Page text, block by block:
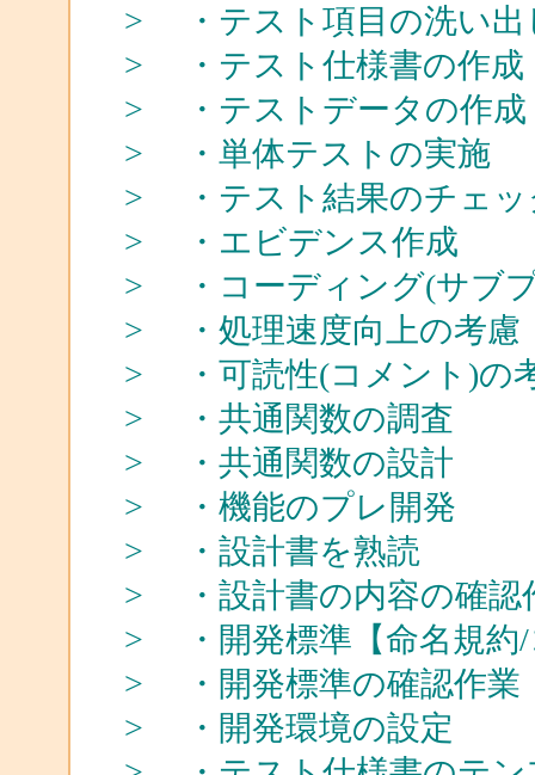
> ・テスト項目の洗い出
> ・テスト仕様書の作成
> ・テストデータの作成
> ・単体テストの実施
> ・テスト結果のチェッ
> ・エビデンス作成
> ・コーディング(サブ
> ・処理速度向上の考慮
> ・可読性(コメント)の
> ・共通関数の調査
> ・共通関数の設計
> ・機能のプレ開発
> ・設計書を熟読
> ・設計書の内容の確認
> ・開発標準【命名規約/
> ・開発標準の確認作業
> ・開発環境の設定